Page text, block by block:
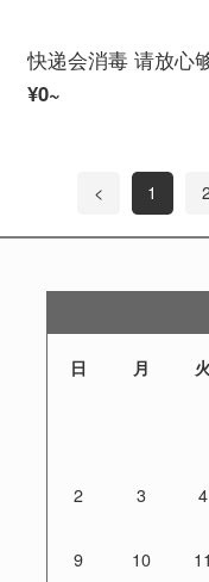
¥0~
< 1
日 月 火
2 3 4
9 10 11